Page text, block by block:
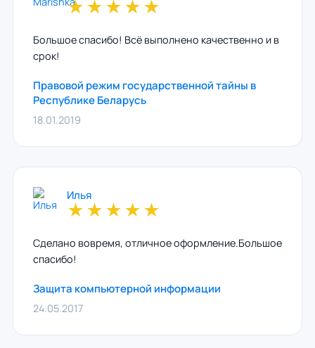
★★★★★
Большое спасибо! Всё выполнено качественно и в
срок!
Правовой режим государственной тайны в
Республике Беларусь
18.01.2019
Илья
★★★★★
Сделано вовремя, отличное оформление.Большое
спасибо!
Защита компьютерной информации
24.05.2017